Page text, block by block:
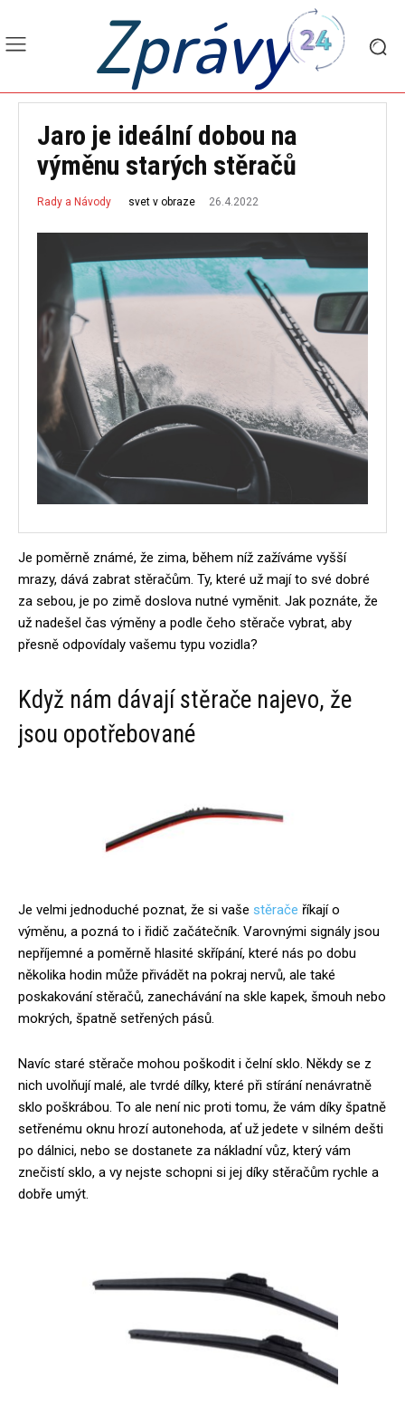
Zprávy
Jaro je ideální dobou na
výměnu starých stěračů
Rady a Návody svet v obraze 26.4.2022
Je poměrně známé, že zima, během níž zažíváme vyšší
mrazy, dává zabrat stěračům. Ty, které už mají to své dobré
za sebou, je po zimě doslova nutné vyměnit. Jak poznáte, že
už nadešel čas výměny a podle čeho stěrače vybrat, aby
přesně odpovídaly vašemu typu vozidla?
Když nám dávají stěrače najevo, že
jsou opotřebované
Je velmi jednoduché poznat, že si vaše stěrače říkají o
výměnu, a pozná to i řidič začátečník. Varovnými signály jsou
nepříjemné a poměrně hlasité skřípání, které nás po dobu
několika hodin může přivádět na pokraj nervů, ale také
poskakování stěračů, zanechávání na skle kapek, šmouh nebo
mokrých, špatně setřených pásů.
Navíc staré stěrače mohou poškodit i čelní sklo. Někdy se z
nich uvolňují malé, ale tvrdé dílky, které při stírání nenávratně
sklo poškrábou. To ale není nic proti tomu, že vám díky špatně
setřenému oknu hrozí autonehoda, ať už jedete v silném dešti
po dálnici, nebo se dostanete za nákladní vůz, který vám
znečistí sklo, a vy nejste schopni si jej díky stěračům rychle a
dobře umýt.